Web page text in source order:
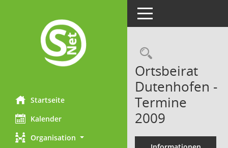
Startseite
Kalender
Organisation
Toggle navigation
Ortsbeirat
Dutenhofen -
Termine
2009